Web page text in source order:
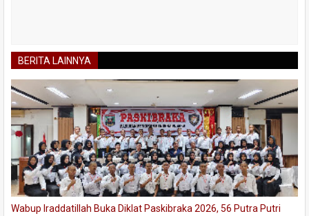
BERITA LAINNYA
Wabup Iraddatillah Buka Diklat Paskibraka 2026, 56 Putra Putri